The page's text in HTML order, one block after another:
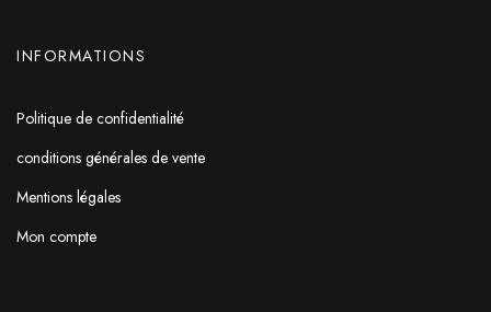
INFORMATIONS
Politique de confidentialité
conditions générales de vente
Mentions légales
Mon compte